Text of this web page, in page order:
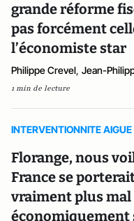
grande réforme
pas forcément
l’économiste star
Philippe Crevel, Jean-
1 min de lecture
INTERVENTIONNITE AIGUE
Florange, nous
France se
vraiment plus mal
économiquement